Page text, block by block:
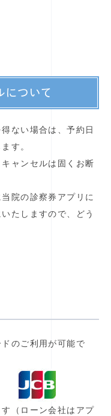
について
ない場合は、予約日
す。
ャンセルは固くお断
院の診察券アプリに
たしますので、どう
のご利用が可能で
（ローン会社はアプ